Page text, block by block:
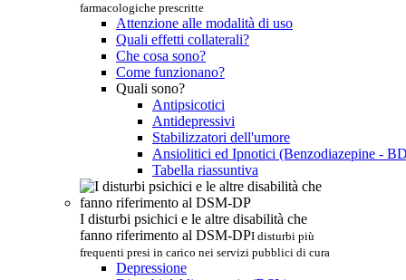
farmacologiche prescritte
Attenzione alle modalità di uso
Quali effetti collaterali?
Che cosa sono?
Come funzionano?
Quali sono?
Antipsicotici
Antidepressivi
Stabilizzatori dell'umore
Ansiolitici ed Ipnotici (Benzodiazepine -
Tabella riassuntiva
I disturbi psichici e le altre disabilità che
fanno riferimento al DSM-DPI disturbi più
frequenti presi in carico nei servizi pubblici di cura
Depressione